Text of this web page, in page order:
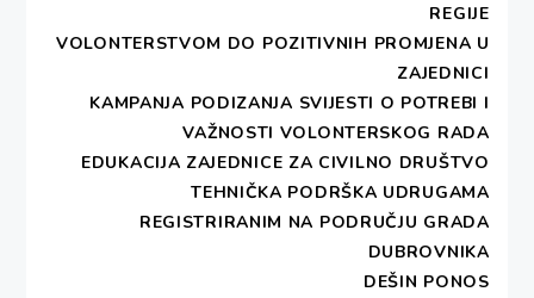
REGIJE
VOLONTERSTVOM DO POZITIVNIH PROMJENA U
ZAJEDNICI
KAMPANJA PODIZANJA SVIJESTI O POTREBI I
VAŽNOSTI VOLONTERSKOG RADA
EDUKACIJA ZAJEDNICE ZA CIVILNO DRUŠTVO
TEHNIČKA PODRŠKA UDRUGAMA
REGISTRIRANIM NA PODRUČJU GRADA
DUBROVNIKA
DEŠIN PONOS
UKOLIKO ŽELITE PODRŽATI RAD
UDRUGE MOŽETE DONIRATI